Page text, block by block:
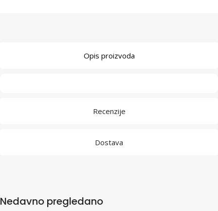
Opis proizvoda
Recenzije
Dostava
Nedavno pregledano